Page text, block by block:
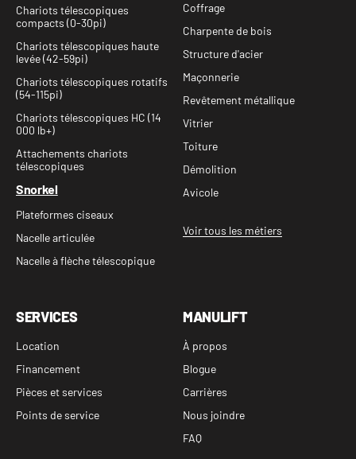
Chariots télescopiques
compacts (0-30pi)
Chariots télescopiques haute
levée (42-59pi)
Chariots télescopiques rotatifs
(54-115pi)
Chariots télescopiques HC (14
000 lb+)
Attachements chariots
télescopiques
Snorkel
Plateformes ciseaux
Nacelle articulée
Nacelle à flèche télescopique
Coffrage
Charpente de bois
Structure d'acier
Maçonnerie
Revêtement métallique
Vitrier
Toiture
Démolition
Avicole
Voir tous les métiers
SERVICES
Location
Financement
Pièces et services
Points de service
MANULIFT
À propos
Blogue
Carrières
Nous joindre
FAQ